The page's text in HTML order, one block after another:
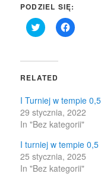
PODZIEL SIĘ:
Click
to
(Opens
new
Click
to
RELATED
I Turniej w tempie
29 stycznia, 2022
In "Bez kategorii"
I turniej w tempie 0,5
25 stycznia, 2025
In "Bez kategorii"